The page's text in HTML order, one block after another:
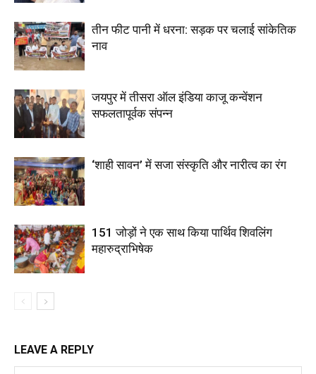
तीन फीट पानी में धरना: सड़क पर चलाई सांकेतिक
नाव
जयपुर में तीसरा ऑल इंडिया काजू कन्वेंशन
सफलतापूर्वक संपन्न
‘शाही सावन’ में सजा संस्कृति और नारीत्व का रंग
151 जोड़ों ने एक साथ किया पार्थिव शिवलिंग
महारुद्राभिषेक
LEAVE A REPLY